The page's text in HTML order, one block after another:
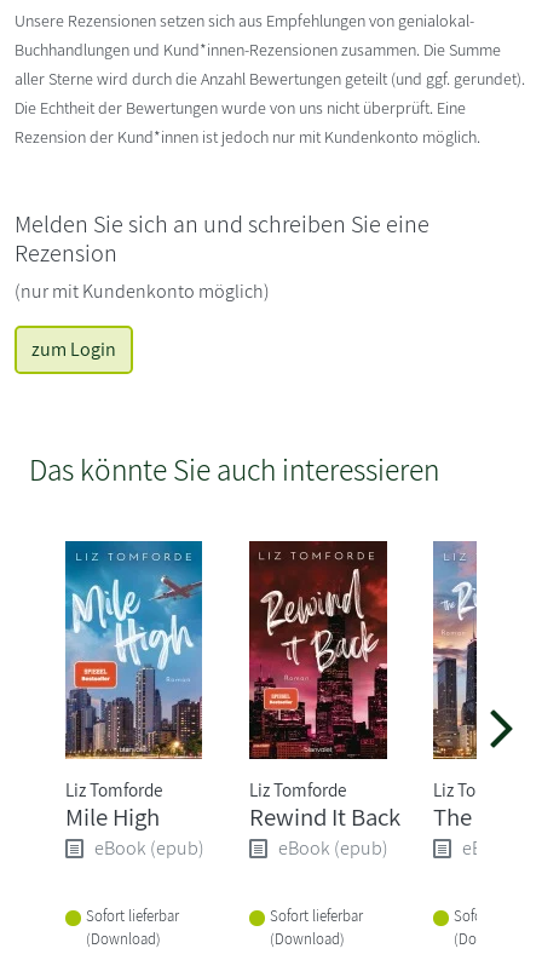
Unsere Rezensionen setzen sich aus Empfehlungen von genialokal-
Buchhandlungen und Kund*innen-Rezensionen zusammen. Die Summe
aller Sterne wird durch die Anzahl Bewertungen geteilt (und ggf. gerundet).
Die Echtheit der Bewertungen wurde von uns nicht überprüft. Eine
Rezension der Kund*innen ist jedoch nur mit Kundenkonto möglich.
Melden Sie sich an und schreiben Sie eine
Rezension
(nur mit Kundenkonto möglich)
zum Login
Das könnte Sie auch interessieren
Liz Tomforde
Mile High
eBook (epub)
Sofort lieferbar
(Download)
Liz Tomforde
Rewind It Back
eBook (epub)
Sofort lieferbar
(Download)
Liz Tomforde
The Right
eBook
Sofort
(Download)